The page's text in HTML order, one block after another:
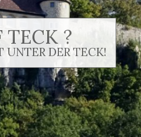
TECK ?
DER TECK!